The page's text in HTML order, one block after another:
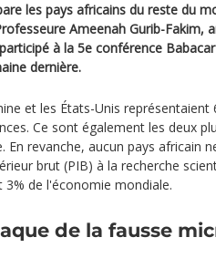
les pays africains du reste du
Ameenah Gurib-Fakim,
à la 5e conférence
dernière.
et les États-Unis représentaient
Ce sont également les deux
En revanche, aucun pays africain
brut (PIB) à la recherche
de l'économie mondiale.
de la fausse